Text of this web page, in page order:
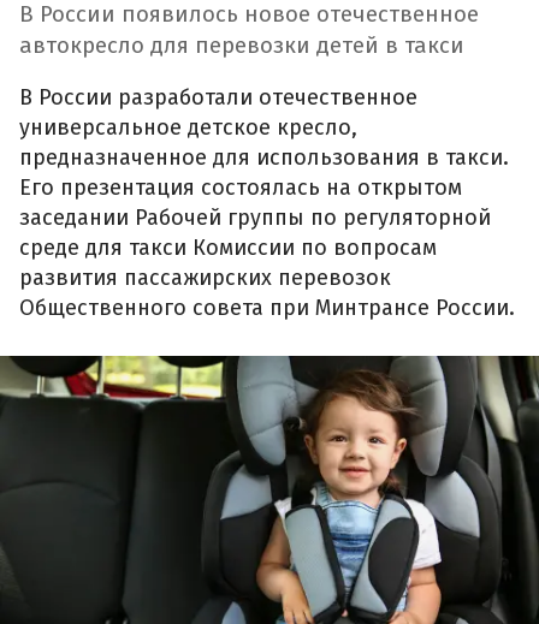
В России появилось новое отечественное
автокресло для перевозки детей в такси
В России разработали отечественное
универсальное детское кресло,
предназначенное для использования в такси.
Его презентация состоялась на открытом
заседании Рабочей группы по регуляторной
среде для такси Комиссии по вопросам
развития пассажирских перевозок
Общественного совета при Минтрансе России.